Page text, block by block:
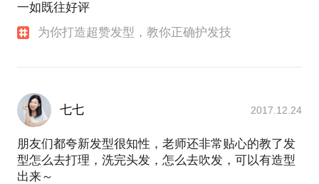
一如既往好评
为你打造超赞发型，教你正确护发技
七七 2017.12.24
朋友们都夸新发型很知性，老师还非常贴心的教了发
型怎么去打理，洗完头发，怎么去吹发，可以有造型
出来～